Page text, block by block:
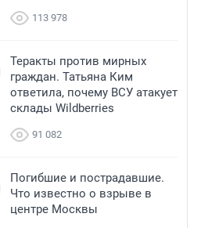
113 978
Теракты против мирных
граждан. Татьяна Ким
ответила, почему ВСУ атакует
склады Wildberries
91 082
Погибшие и пострадавшие.
Что известно о взрыве в
центре Москвы